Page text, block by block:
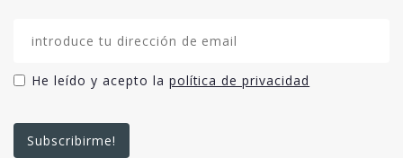
He leído y acepto la política de privacidad